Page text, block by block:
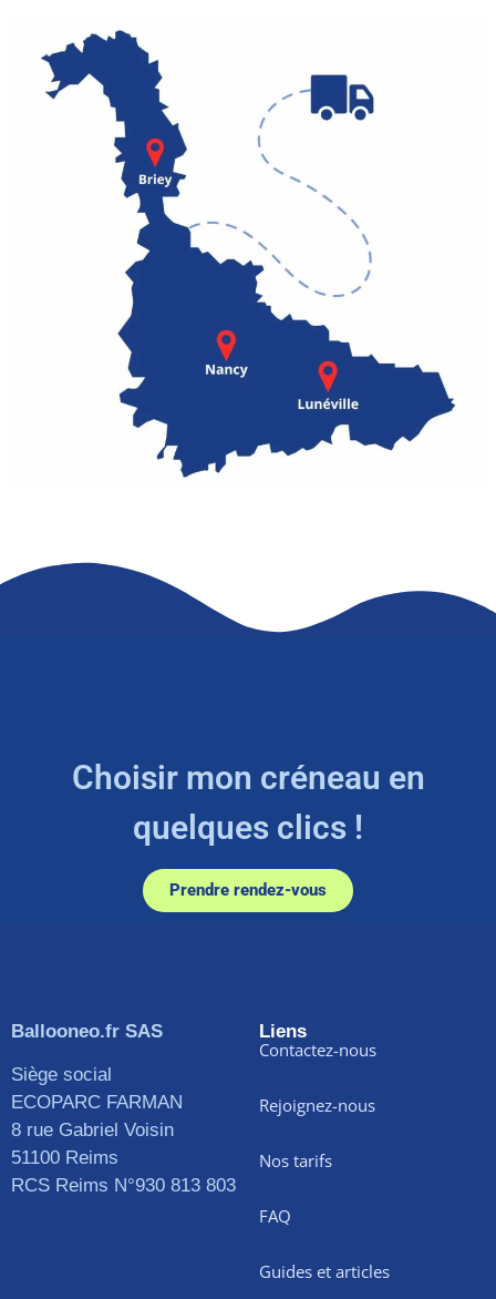
Choisir mon créneau en
quelques clics !
Prendre rendez-vous
Ballooneo.fr SAS
Siège social
ECOPARC FARMAN
8 rue Gabriel Voisin
51100 Reims
RCS Reims N°930 813 803
Liens
Contactez-nous
Rejoignez-nous
Nos tarifs
FAQ
Guides et articles